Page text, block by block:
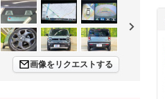
画像をリクエストする